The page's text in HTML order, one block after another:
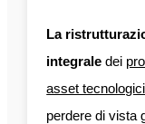
La
integraledei
asset tecnologici
perdere di vista